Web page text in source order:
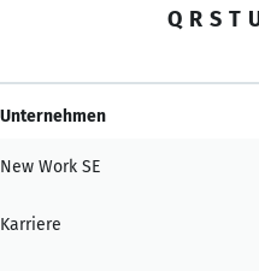
Q R S T
Unternehmen
New Work SE
Karriere